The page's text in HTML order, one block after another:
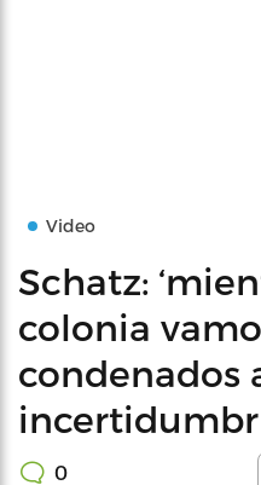
Video
Schatz:
colonia
condenados
incertidumbr
0